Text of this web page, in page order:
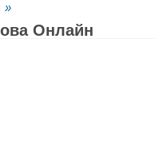
»
Oнлайн